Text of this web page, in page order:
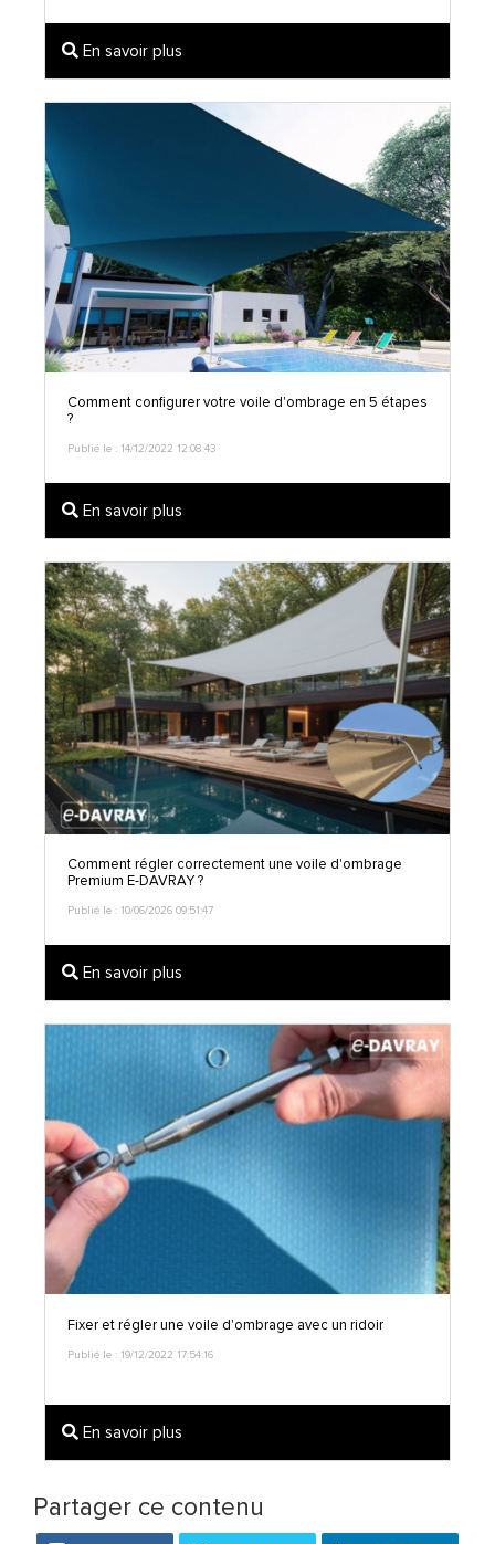
En savoir plus
Comment configurer votre voile d'ombrage en 5 étapes
?
Publié le : 14/12/2022 12:08:43
En savoir plus
Comment régler correctement une voile d'ombrage
Premium E-DAVRAY ?
Publié le : 10/06/2026 09:51:47
En savoir plus
Fixer et régler une voile d'ombrage avec un ridoir
Publié le : 19/12/2022 17:54:16
En savoir plus
Partager ce contenu